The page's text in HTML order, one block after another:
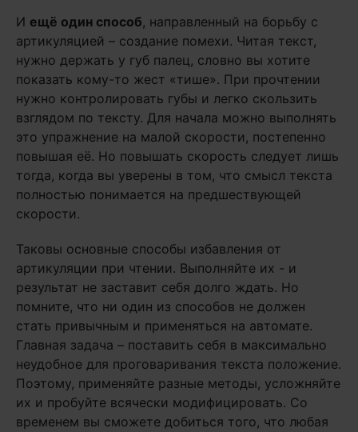
И ещё один способ, направленный на борьбу с
артикуляцией – создание помехи. Читая текст,
нужно держать у губ палец, словно вы хотите
показать кому-то жест «тише». При прочтении
нужно контролировать губы и легко скользить
взглядом по тексту. Для начала можно выполнять
это упражнение на малой скорости, постепенно
повышая её. Но повышать скорость следует лишь
тогда, когда вы уверены в том, что смысл текста
полностью понимается на предшествующей
скорости.
Таковы основные способы избавления от
артикуляции при чтении. Выполняйте их - и
результат не заставит себя долго ждать. Но
помните, что ни один из способов не должен
стать привычным и применяться на автомате.
Главная задача – поставить себя в максимально
неудобное для проговаривания текста положение.
Поэтому, применяйте разные методы, усложняйте
их и пробуйте всячески модифицировать. Со
временем вы сможете добиться того, что любая